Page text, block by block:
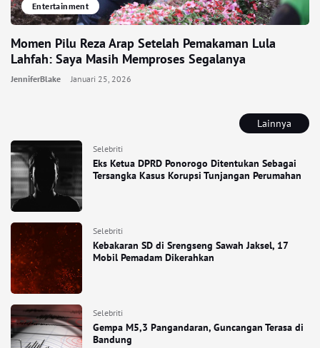
Lainnya
Selebriti
Eks Ketua DPRD Ponorogo Ditentukan Sebagai
Tersangka Kasus Korupsi Tunjangan Perumahan
Selebriti
Kebakaran SD di Srengseng Sawah Jaksel, 17
Mobil Pemadam Dikerahkan
Selebriti
Gempa M5,3 Pangandaran, Guncangan Terasa di
Bandung
Entertainment
Momen Pilu Reza Arap Setelah Pemakaman Lula
Lahfah: Saya Masih Memproses Segalanya
JenniferBlake Januari 25, 2026